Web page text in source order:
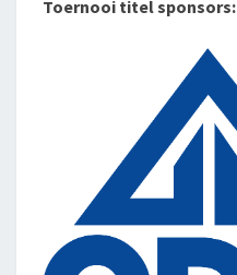
Toernooi titel sponsors: